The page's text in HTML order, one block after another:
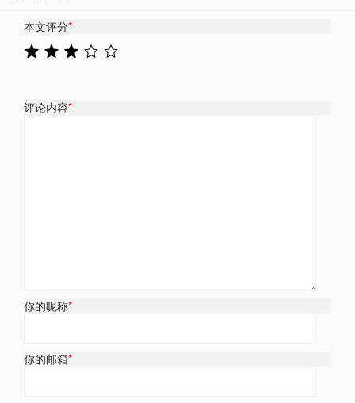
本文评分*
评论内容*
你的昵称*
你的邮箱*